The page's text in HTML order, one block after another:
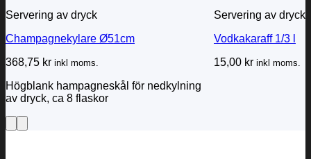
Servering av dryck
Champagnekylare Ø51cm
368,75 kr inkl moms.
Högblank hampagneskål för nedkylning
av dryck, ca 8 flaskor
Servering av dryck
Vodkakaraff 1/3 l
15,00 kr inkl moms.